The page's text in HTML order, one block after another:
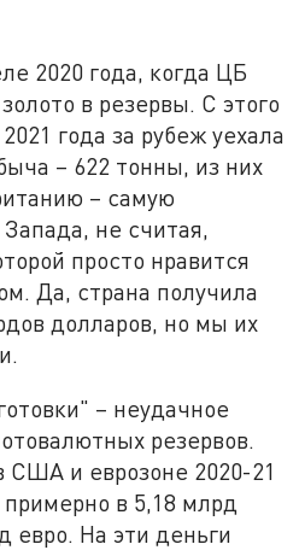
2020 года, когда ЦБ
в резервы. С этого
года за рубеж уехала
– 622 тонны, из них
– самую
не считая,
просто нравится
Да, страна получила
долларов, но мы их
– неудачное
резервов.
США и еврозоне 2020-21
в 5,18 млрд
евро. На эти деньги